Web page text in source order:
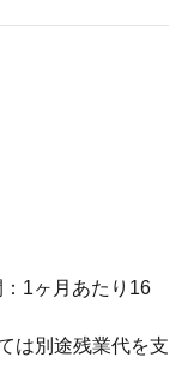
1ヶ月あたり16
は別途残業代を支